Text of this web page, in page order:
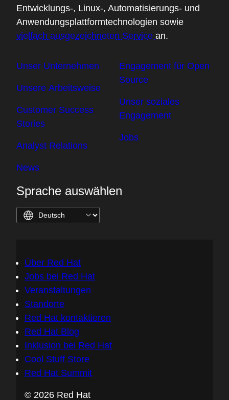
Entwicklungs-, Linux-, Automatisierungs- und
Anwendungsplattformtechnologien sowie
vielfach ausgezeichneten Service an.
Unser Unternehmen
Unsere Arbeitsweise
Customer Success
Stories
Analyst Relations
News
Engagement für Open
Source
Unser soziales
Engagement
Jobs
Sprache auswählen
Über Red Hat
Jobs bei Red Hat
Veranstaltungen
Standorte
Red Hat kontaktieren
Red Hat Blog
Inklusion bei Red Hat
Cool Stuff Store
Red Hat Summit
© 2026 Red Hat